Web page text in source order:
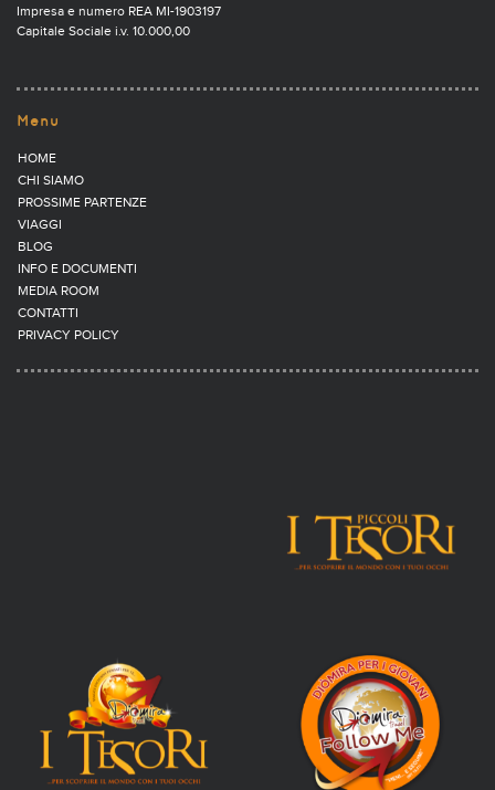
Impresa e numero REA MI-1903197
Capitale Sociale i.v. 10.000,00
Menu
HOME
CHI SIAMO
PROSSIME PARTENZE
VIAGGI
BLOG
INFO E DOCUMENTI
MEDIA ROOM
CONTATTI
PRIVACY POLICY